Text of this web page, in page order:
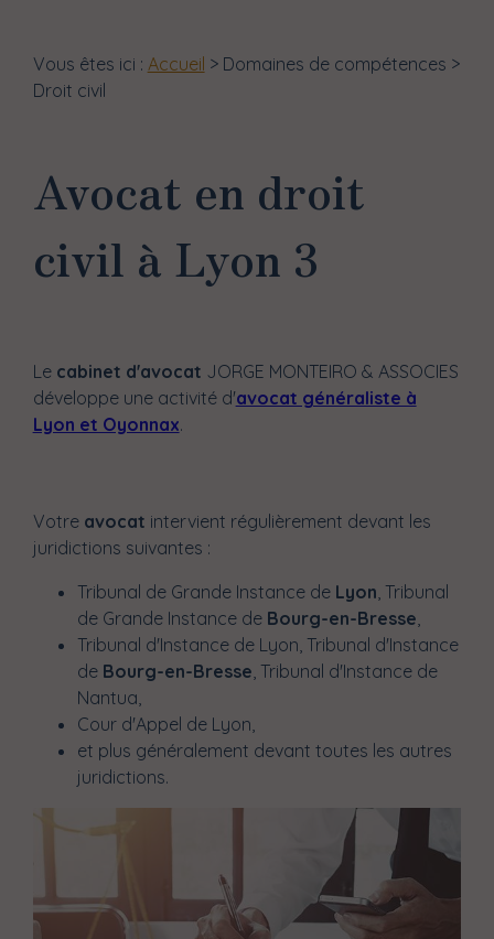
Vous êtes ici : Accueil > Domaines de compétences >
Droit civil
Avocat en droit
civil à Lyon 3
Le cabinet d'avocat JORGE MONTEIRO & ASSOCIES
développe une activité d'avocat généraliste à
Lyon et Oyonnax.
Votre avocat intervient régulièrement devant les
juridictions suivantes :
Tribunal de Grande Instance de Lyon , Tribunal
de Grande Instance de Bourg-en-Bresse
Tribunal d'Instance de Lyon, Tribunal d'Instance
de Bourg-en-Bresse , Tribunal d'Instance de
Nantua,
Cour d'Appel de Lyon,
et plus généralement devant toutes les autres
juridictions.